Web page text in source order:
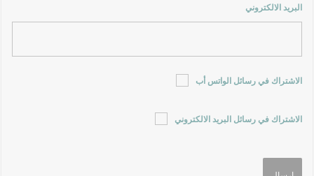
البريد الالكتروني
الاشتراك في رسائل الواتس أب
الاشتراك في رسائل البريد الالكتروني